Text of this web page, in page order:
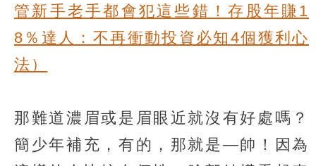
管新手老手都會犯這些錯！存股年賺1
8％達人：不再衝動投資必知4個獲利心
法）
那難道濃眉或是眉眼近就沒有好處嗎？
簡少年補充，有的，那就是—帥！因為